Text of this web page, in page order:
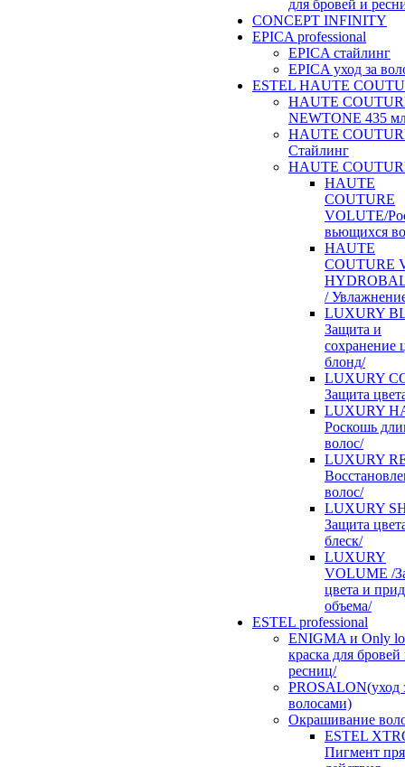
для бровей и
CONCEPT INFINITY
EPICA professional
EPICA стайлинг
EPICA уход за
ESTEL HAUTE
HAUTE
NEWTONE 435
HAUTE
Стайлинг
HAUTE
HAUTE
COUTURE
VOLUTE/
вьющихся
HAUTE
COUTURE
/
LUXURY
Защита и
сохранение
блонд/
LUXURY
Защита
LUXURY
Роскошь
волос/
LUXURY
волос/
LUXURY
Защита
блеск/
LUXURY
VOLUME /
цвета и
объема/
ESTEL professional
ENIGMA и Only
краска для бровей
ресниц/
PROSALON(уход
волосами)
Окрашивание
ESTEL
Пигмент